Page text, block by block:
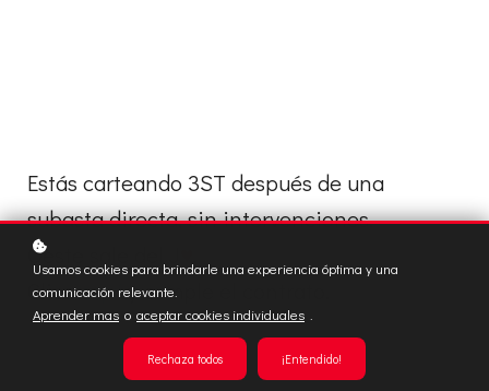
Estás carteando 3ST después de una
subasta directa, sin intervenciones.
Oeste sale del J
Clicaaquíy cumple el contrato.
Usamos cookies para brindarle una experiencia óptima y una
comunicación relevante.
Aprender mas o aceptar cookies individuales
Rechaza todos ¡Entendido!